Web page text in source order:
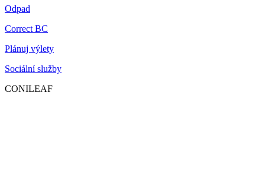
Odpad
Correct BC
Plánuj výlety
Sociální služby
CONILEAF